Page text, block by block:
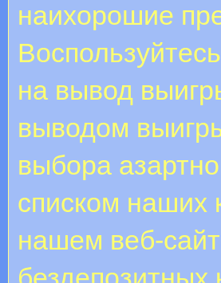
наихорошие
на вывод
выводом
выбора
списком наших
нашем веб-